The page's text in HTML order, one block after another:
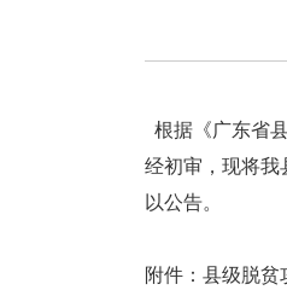
根据《广东省
经初审，现将我
以公告。
附件： 县级脱贫